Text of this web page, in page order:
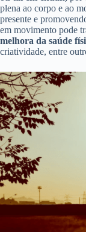
plena ao corpo e ao
presente e
em movimento pode
melhora da saúde
criatividade, entre